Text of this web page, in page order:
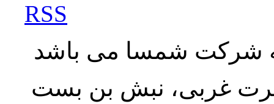
RSS
شرکت شمسا می باشد
غربی، نبش بن بست